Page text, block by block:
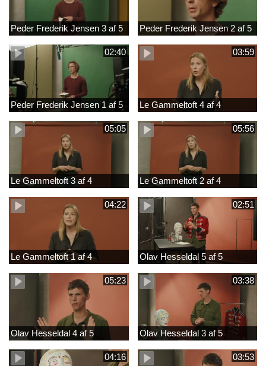
Peder Frederik Jensen 3 af 5 Peder Frederik Jensen 2 af 5
02:40
Peder Frederik Jensen 1 af 5
03:59
Le Gammeltoft 4 af 4
05:05
Le Gammeltoft 3 af 4
05:56
Le Gammeltoft 2 af 4
04:22
Le Gammeltoft 1 af 4
02:51
Olav Hesseldal 5 af 5
05:23
Olav Hesseldal 4 af 5
03:38
Olav Hesseldal 3 af 5
04:16 03:53